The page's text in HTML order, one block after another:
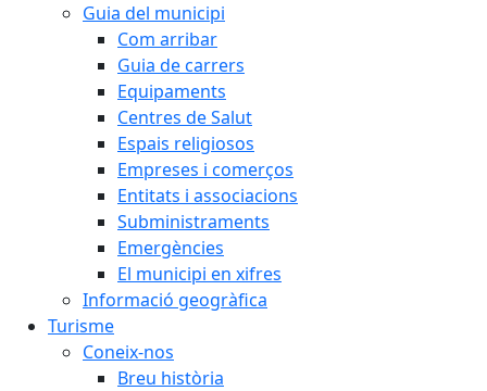
Guia del municipi
Com arribar
Guia de carrers
Equipaments
Centres de Salut
Espais religiosos
Empreses i comerços
Entitats i associacions
Subministraments
Emergències
El municipi en xifres
Informació geogràfica
Turisme
Coneix-nos
Breu història